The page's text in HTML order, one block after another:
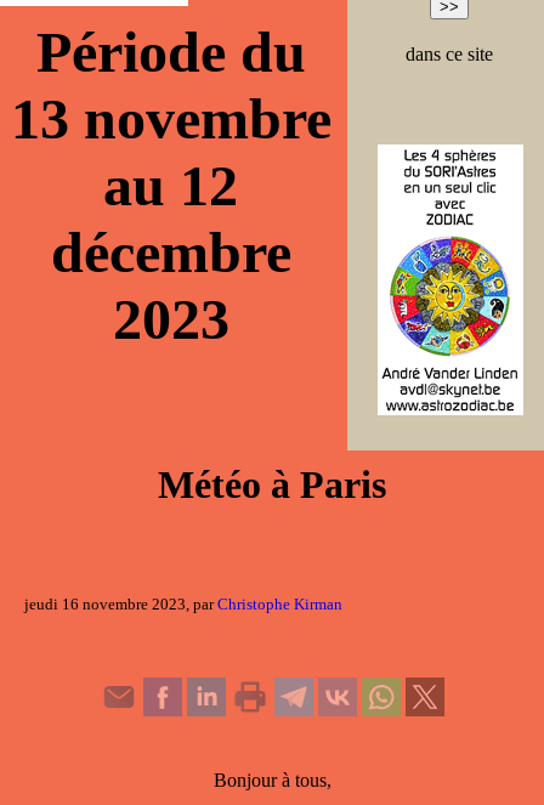
dans ce site
Période du
13 novembre
au 12
décembre
2023
Météo à Paris
jeudi 16 novembre 2023, parChristophe Kirman
Bonjour à tous,